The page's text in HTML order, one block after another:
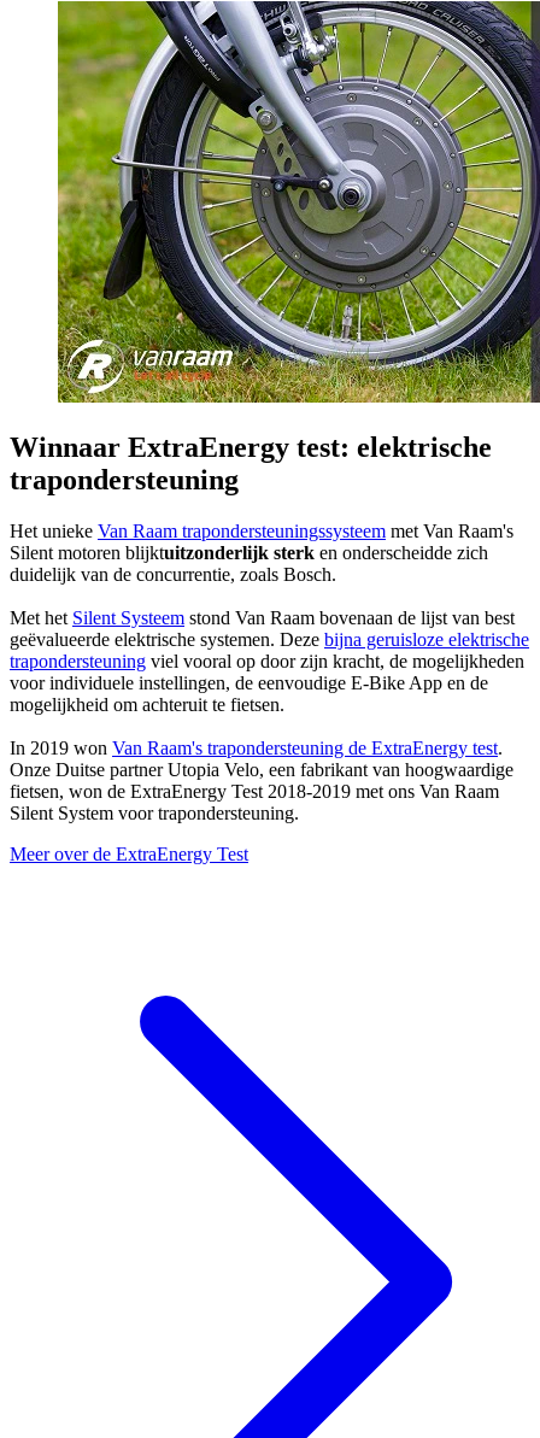
Winnaar ExtraEnergy test: elektrische
trapondersteuning
​Het unieke Van Raam trapondersteuningssysteem met Van Raam's
Silent motoren blijktuitzonderlijk sterk en onderscheidde zich
duidelijk van de concurrentie, zoals Bosch.
Met het Silent Systeem stond Van Raam bovenaan de lijst van best
geëvalueerde elektrische systemen. Deze bijna geruisloze elektrische
trapondersteuning viel vooral op door zijn kracht, de mogelijkheden
voor individuele instellingen, de eenvoudige E-Bike App en de
mogelijkheid om achteruit te fietsen.
In 2019 won Van Raam's trapondersteuning de ExtraEnergy test.
Onze Duitse partner Utopia Velo, een fabrikant van hoogwaardige
fietsen, won de ExtraEnergy Test 2018-2019 met ons Van Raam
Silent System voor trapondersteuning.
Meer over de ExtraEnergy Test